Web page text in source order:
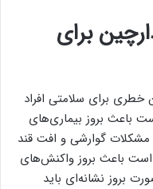
برای
خطری برای سلامتی افراد
باعث بروز بیماری‌های
گوارشی و افت قند
باعث بروز واکنش‌های
بروز نشانه‌ای باید